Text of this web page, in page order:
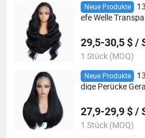
Neue Produkte
efe Welle
29,5-30,5 $ /
1 Stück (MOQ)
Neue Produkte
dige Perücke
27,9-29,9 $ /
1 Stück (MOQ)